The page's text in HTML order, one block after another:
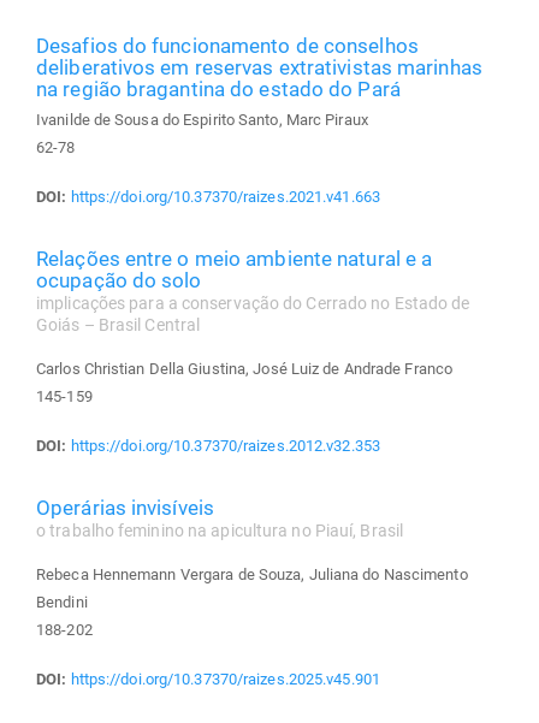
Desafios do funcionamento de conselhos
deliberativos em reservas extrativistas marinhas
na região bragantina do estado do Pará
Ivanilde de Sousa do Espirito Santo, Marc Piraux
62-78
DOI: https://doi.org/10.37370/raizes.2021.v41.663
Relações entre o meio ambiente natural e a
ocupação do solo
implicações para a conservação do Cerrado no Estado de
Goiás – Brasil Central
Carlos Christian Della Giustina, José Luiz de Andrade Franco
145-159
DOI: https://doi.org/10.37370/raizes.2012.v32.353
Operárias invisíveis
o trabalho feminino na apicultura no Piauí, Brasil
Rebeca Hennemann Vergara de Souza, Juliana do Nascimento
Bendini
188-202
DOI: https://doi.org/10.37370/raizes.2025.v45.901